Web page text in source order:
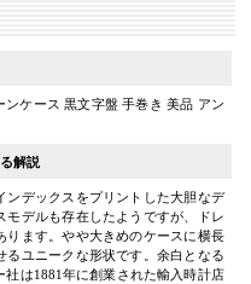
ケース 黒文字盤 手巻き 美品 アン
解説
ンデックスをプリントした大胆なデ
モデルも存在したようですが、ドレ
ります。やや大きめのケースに横長
るユニークな形状です。余白となる
は1881年に創業された輸入時計店